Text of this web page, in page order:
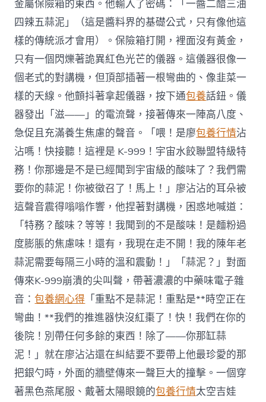
金屬保險箱的東西。他輸入了密碼：「一醬二醋三油
四辣五蒜泥」（這是醬料界的基礎公式，只有像他這
樣的傳統派才會用）。保險箱打開，裡面沒有黃金，
只有一個閃爍著詭異紅色光芒的儀器。這儀器很像一
個老式的對講機，但頂部插著一根彎曲的、像韭菜一
樣的天線。他顫抖著拿起儀器，按下通包養話鈕。儀
器發出「滋——」的電流聲，接著傳來一陣高八度、
急促且充滿養生焦慮的聲音。「喂！是廖包養行情沾
沾嗎！快接聽！這裡是 K-999！宇宙水餃聯盟特級特
務！你那邊是不是已經聞到宇宙級的酸味了？我們需
要你的蒜泥！你被徵召了！馬上！」廖沾沾的耳朵被
這聲音震得嗡嗡作響，他捏著對講機，困惑地喊道：
「特務？酸味？等等！我聞到的不是酸味！是麵粉過
度膨脹的焦慮味！還有，我現在走不開！我的陳年老
蒜泥需要每隔三小時的溫和震動！」「蒜泥？」對面
傳來K-999崩潰的尖叫聲，帶著濃濃的中藥味電子雜
音：包養網心得 「重點不是蒜泥！重點是**時空正在
彎曲！**我們的推進器快沒紅棗了！快！我們在你的
後院！別帶任何多餘的東西！除了——你那缸蒜
泥！」就在廖沾沾還在糾結要不要帶上他最珍愛的那
把銀勺時，外面的牆壁傳來一聲巨大的撞擊。一個穿
著黑色燕尾服、戴著太陽眼鏡的包養行情太空吉娃